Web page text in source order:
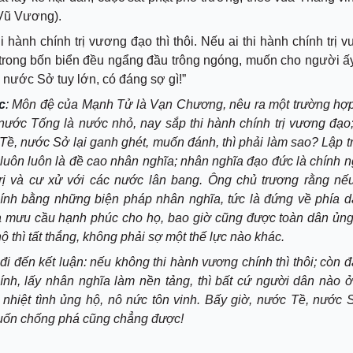
Vương).
hành chính trị vương đạo thì thôi. Nếu ai thi hành chính trị
bốn biển đều ngẩng đầu trông ngóng, muốn cho người
Sở tuy lớn, có đáng sợ gì!”
: Môn đệ của Mạnh Tử là Vạn Chương, nêu ra một trường
Tống là nước nhỏ, nay sắp thi hành chính trị vương
nước Sở lại ganh ghét, muốn đánh, thì phải làm sao? Lập
luôn là đề cao nhân nghĩa; nhân nghĩa đạo đức là chính
và cư xử với các nước lân bang. Ông chủ trương rằng
bằng những biện pháp nhân nghĩa, tức là đứng về phía
mưu cầu hạnh phúc cho họ, bao giờ cũng được toàn dân
thì tất thắng, không phải sợ một thế lực nào khác.
đến kết luận: nếu không thi hành vương chính thì thôi; còn
lấy nhân nghĩa làm nền tảng, thì bất cứ người dân nào
nhiệt tình ủng hộ, nô nức tôn vinh. Bấy giờ, nước Tề, nước
chống phá cũng chẳng được!